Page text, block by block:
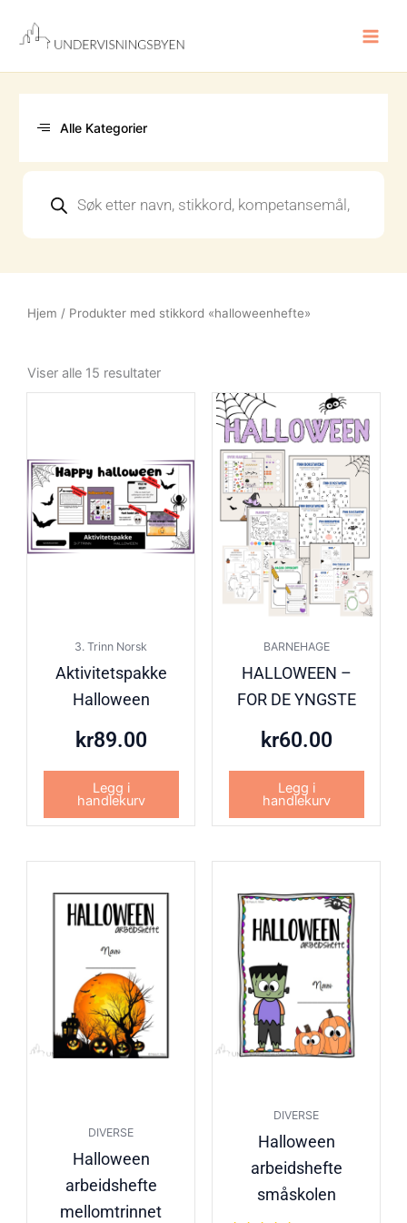
innholdet
Alle Kategorier
search
Hjem / Produkter med stikkord «halloweenhefte»
Viser alle 15 resultateretter
3. Trinn Norsk
Aktivitetspakke
Halloween
kr89.00
Legg i
handlekurv
BARNEHAGE
HALLOWEEN –
FOR DE YNGSTE
kr60.00
Legg i
handlekurv
DIVERSE
Halloween
arbeidshefte
mellomtrinnet
DIVERSE
Halloween
arbeidshefte
småskolen